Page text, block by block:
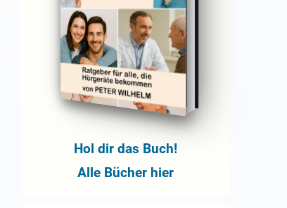
Hol dir das Buch!
Alle Bücher hier